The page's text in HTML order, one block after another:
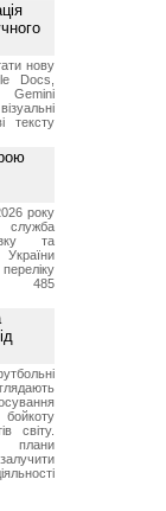
нову
Docs,
тексту
року
та
України
485
світу.
плани